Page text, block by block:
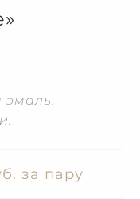
за пару